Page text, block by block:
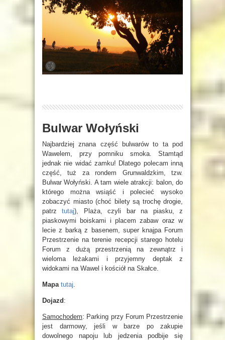
Bulwar Wołyński
Najbardziej znana część bulwarów to ta pod
Wawelem, przy pomniku smoka. Stamtąd
jednak nie widać zamku! Dlatego polecam inną
część, tuż za rondem Grunwaldzkim, tzw.
Bulwar Wołyński. A tam wiele atrakcji: balon, do
którego można wsiąść i polecieć wysoko
zobaczyć miasto (choć bilety są trochę drogie,
patrztutaj), Plaża, czyli bar na piasku, z
piaskowymi boiskami i placem zabaw oraz w
lecie z barką z basenem, super knajpa Forum
Przestrzenie na terenie recepcji starego hotelu
Forum z dużą przestrzenią na zewnątrz i
wieloma leżakami i przyjemny deptak z
widokami na Wawel i kościół na Skałce.
Mapa tutaj.
Dojazd :
Samochodem: Parking przy Forum Przestrzenie
jest darmowy, jeśli w barze po zakupie
dowolnego napoju lub jedzenia podbije się